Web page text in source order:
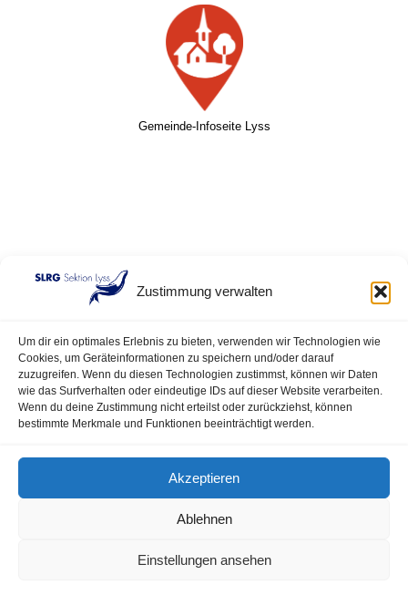
Zustimmung verwalten
Um dir ein optimales Erlebnis zu bieten, verwenden wir Technologien wie
Cookies, um Geräteinformationen zu speichern und/oder darauf
zuzugreifen. Wenn du diesen Technologien zustimmst, können wir Daten
wie das Surfverhalten oder eindeutige IDs auf dieser Website verarbeiten.
Wenn du deine Zustimmung nicht erteilst oder zurückziehst, können
bestimmte Merkmale und Funktionen beeinträchtigt werden.
Akzeptieren
Ablehnen
Einstellungen ansehen
Gemeinde-Infoseite Lyss